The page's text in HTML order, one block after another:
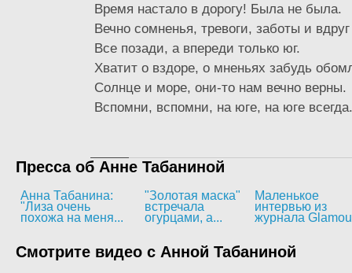
Время настало в дорогу! Была не была.
Вечно сомненья, тревоги, заботы и вдруг
Все позади, а впереди только юг.
Хватит о вздоре, о мненьях забудь
Солнце и море, они-то нам вечно верны.
Вспомни, вспомни, на юге, на юге
Пресса об Анне Табаниной
Анна Табанина:
"Лиза очень
похожа на меня...
"Золотая маска"
встречала
огурцами, а...
Маленькое
интервью из
журнала
Смотрите видео с Анной Табаниной